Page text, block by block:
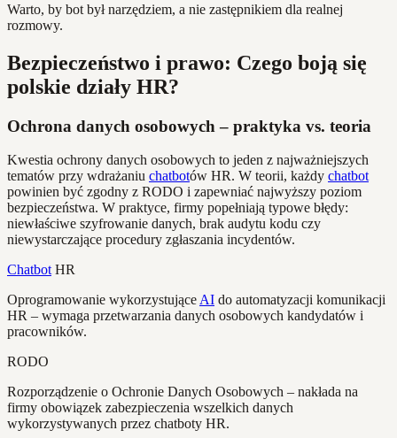
Warto, by bot był narzędziem, a nie zastępnikiem dla realnej
rozmowy.
Bezpieczeństwo i prawo: Czego boją się
polskie działy HR?
Ochrona danych osobowych – praktyka vs. teoria
Kwestia ochrony danych osobowych to jeden z najważniejszych
tematów przy wdrażaniu chatbotów HR. W teorii, każdy chatbot
powinien być zgodny z RODO i zapewniać najwyższy poziom
bezpieczeństwa. W praktyce, firmy popełniają typowe błędy:
niewłaściwe szyfrowanie danych, brak audytu kodu czy
niewystarczające procedury zgłaszania incydentów.
ChatbotHR
Oprogramowanie wykorzystująceAI do automatyzacji komunikacji
HR – wymaga przetwarzania danych osobowych kandydatów i
pracowników.
RODO
Rozporządzenie o Ochronie Danych Osobowych – nakłada na
firmy obowiązek zabezpieczenia wszelkich danych
wykorzystywanych przez chatboty HR.